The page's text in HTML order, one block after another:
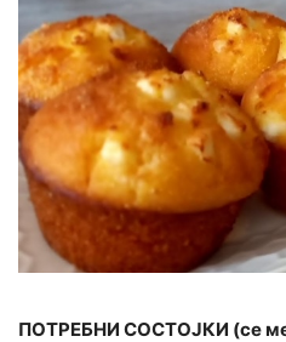
ПОТРЕБНИ СОСТОЈКИ (се